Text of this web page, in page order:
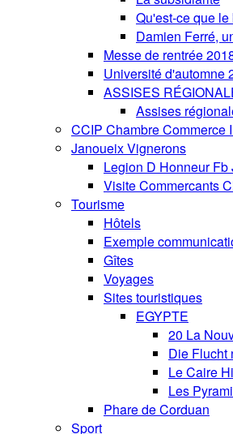
Qu'est-ce que
Damien Ferré,
Messe de rentrée
Université d'automne
ASSISES
Assises
CCIP Chambre Commerce
Janoueix Vignerons
Legion D Honneur Fb
Visite Commercants
Tourisme
Hôtels
Exemple
Gîtes
Voyages
Sites touristiques
EGYPTE
20 La
Die Flucht
Le Caire
Les
Phare de Corduan
Sport